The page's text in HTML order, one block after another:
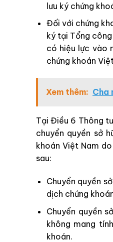
lưu ký chứng
Đối với chứng
ký tại Tổng
có hiệu lực vào
chứng khoán
Xem thêm: Cha
Tại Điều 6 Thông
chuyển quyền sở
khoán Việt Nam
sau:
Chuyển quyền
dịch chứng
Chuyển quyền
không mang
khoán.